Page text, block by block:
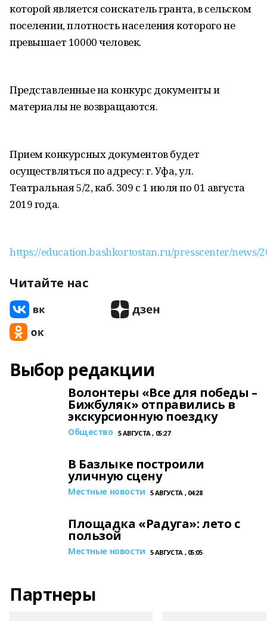
которой является соискатель гранта, в сельском
поселении, плотность населения которого не
превышает 10000 человек.
Представленные на конкурс документы и
материалы не возвращаются.
Прием конкурсных документов будет
осуществляться по адресу: г. Уфа, ул.
Театральная 5/2, каб. 309 с 1 июля по 01 августа
2019 года.
https://education.bashkortostan.ru/presscenter/news/
Читайте нас
Выбор редакции
Волонтеры «Все для победы –
Бижбуляк» отправились в
экскурсионную поездку
Общество 5 АВГУСТА , 05:27
В Базлыке построили
уличную сцену
Местные новости 5 АВГУСТА , 04:28
Площадка «Радуга»: лето с
пользой
Местные новости 5 АВГУСТА , 05:05
Партнеры